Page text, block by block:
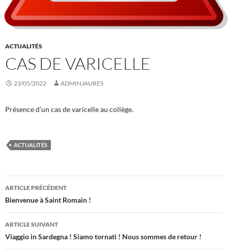
ACTUALITÉS
CAS DE VARICELLE
23/05/2022 ADMINJAURES
Présence d’un cas de varicelle au collège.
ACTUALITÉS
Navigation
des
articles
ARTICLE PRÉCÉDENT
Bienvenue à Saint Romain !
ARTICLE SUIVANT
Viaggio in Sardegna ! Siamo tornati ! Nous sommes de retour !